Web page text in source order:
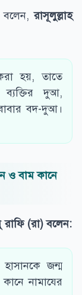
বলেন,রাসূলুল্লাহ
হয়, তাতে
ব্যক্তির দুআ,
বদ-দুআ।
ও বাম কানে
(রা) বলেন:
জন্ম